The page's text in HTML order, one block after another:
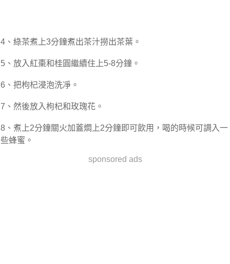
4、綠茶煮上3分鐘煮出茶汁撈出茶葉。
5、放入紅棗和桂圓繼續住上5-8分鐘。
6、把枸杞浸泡洗凈。
7、然後放入枸杞和玫瑰花。
8、煮上2分鐘關火加蓋燜上2分鐘即可飲用，喝的時候可調入一
些蜂蜜。
sponsored ads